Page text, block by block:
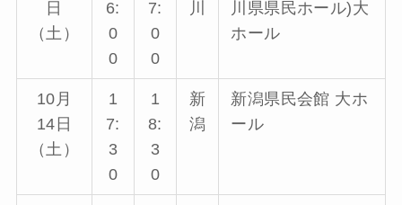
日
（土）
6:
0
0
7:
0
0
川
川県県民ホール)大
ホール
10月
14日
（土）
1
7:
3
0
1
8:
3
0
新
潟
新潟県民会館 大ホ
ール